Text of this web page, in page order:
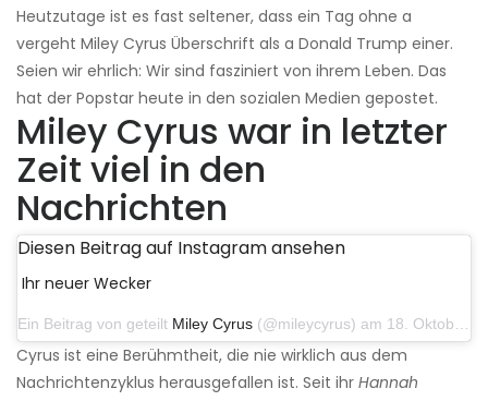
Heutzutage ist es fast seltener, dass ein Tag ohne a
vergeht Miley Cyrus Überschrift als a Donald Trump einer.
Seien wir ehrlich: Wir sind fasziniert von ihrem Leben. Das
hat der Popstar heute in den sozialen Medien gepostet.
Miley Cyrus war in letzter
Zeit viel in den
Nachrichten
Diesen Beitrag auf Instagram ansehen
Ihr neuer Wecker
Ein Beitrag von geteilt Miley Cyrus (@mileycyrus) am 18. Oktober 2019 um 19:03 Uhr PDT
Cyrus ist eine Berühmtheit, die nie wirklich aus dem
Nachrichtenzyklus herausgefallen ist. Seit ihr Hannah